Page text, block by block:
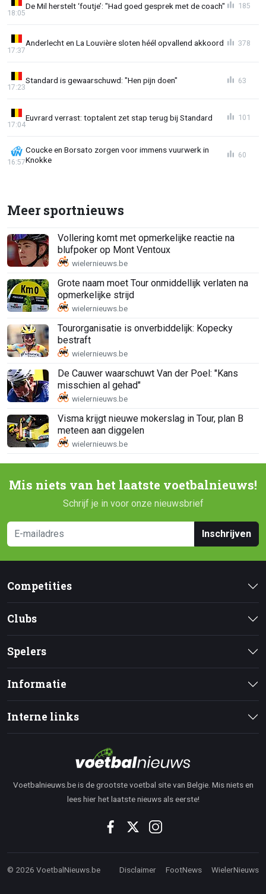
De Mil herstelt ‘foutje’: "Had goed gesprek met de coach"
18:05
185
Anderlecht en La Louvière sloten héél opvallend akkoord
17:37
378
Standard is gewaarschuwd: "Hen pijn doen"
17:23
63
Euvrard verrast: toptalent zet stap terug bij Standard
17:04
101
Coucke en Borsato zorgen voor immens vuurwerk in
Knokke
16:57
60
Meer sportnieuws
Vollering komt met opmerkelijke reactie na
blufpoker op Mont Ventoux
Grote naam moet Tour onmiddellijk verlaten na
opmerkelijke strijd
Tourorganisatie is onverbiddelijk: Kopecky
bestraft
De Cauwer waarschuwt Van der Poel: "Kans
misschien al gehad"
Visma krijgt nieuwe mokerslag in Tour, plan B
meteen aan diggelen
Mis niets van het laatste voetbalnieuws!
Schrijf je in voor onze nieuwsbrief
Inschrijven
Competities
Clubs
Spelers
Informatie
Interne links
Voetbalnieuws.be is de grootste voetbal site van Belgie. Mis niets en
lees hier het laatste nieuws als eerste!
© 2026 VoetbalNieuws.be Disclaimer FootNews WielerNieuws